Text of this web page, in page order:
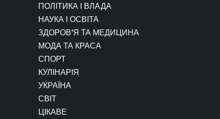
ПОЛІТИКА І ВЛАДА
НАУКА І ОСВІТА
ЗДОРОВ’Я ТА МЕДИЦИНА
МОДА ТА КРАСА
СПОРТ
КУЛІНАРІЯ
УКРАЇНА
СВІТ
ЦІКАВЕ